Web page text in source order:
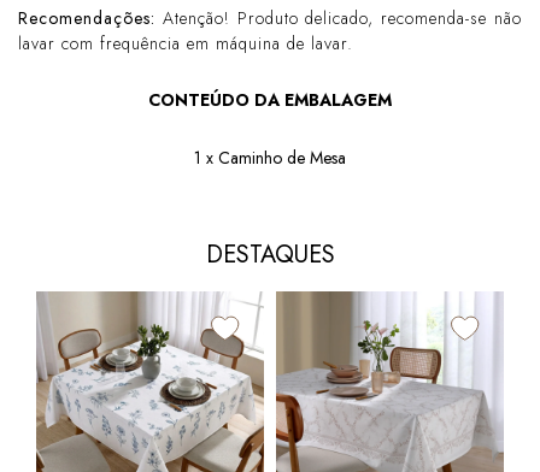
Recomendações: Atenção! Produto delicado, recomenda-se não
lavar com frequência em máquina de lavar.
CONTEÚDO DA EMBALAGEM
1 x Caminho de Mesa
DESTAQUES